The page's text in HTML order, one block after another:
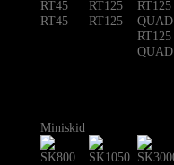
RT45 RT125
RT125
QUAD
Miniskid